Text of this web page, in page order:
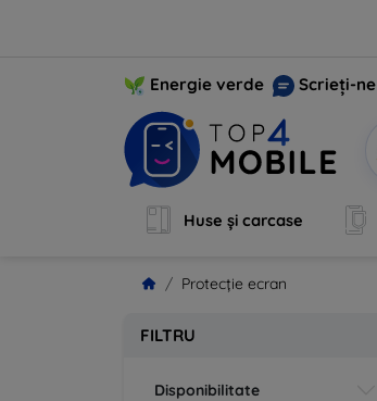
Energie verde Scrieți-ne
Huse și carcase
Protecție ecran
FILTRU
Disponibilitate